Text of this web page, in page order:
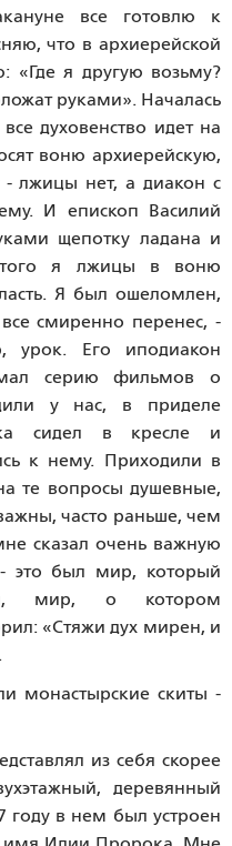
все готовлю к
что в архиерейской
«Где я другую возьму?
руками». Началась
духовенство идет на
воню архиерейскую,
- лжицы нет, а диакон с
И епископ Василий
щепотку ладана и
я лжицы в воню
Я был ошеломлен,
смиренно перенес, -
урок. Его иподиакон
серию фильмов о
у нас, в приделе
сидел в кресле и
к нему. Приходили в
те вопросы душевные,
часто раньше, чем
сказал очень важную
это был мир, который
мир, о котором
«Стяжи дух мирен, и
монастырские скиты -
из себя скорее
деревянный
году в нем был устроен